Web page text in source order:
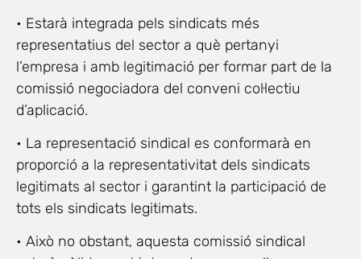
• Estarà integrada pels sindicats més
representatius del sector a què pertanyi
l’empresa i amb legitimació per formar part de la
comissió negociadora del conveni col·lectiu
d’aplicació.
• La representació sindical es conformarà en
proporció a la representativitat dels sindicats
legitimats al sector i garantint la participació de
tots els sindicats legitimats.
• Això no obstant, aquesta comissió sindical